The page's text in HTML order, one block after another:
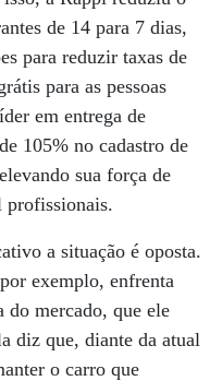
de 14 para 7 dias,
para reduzir taxas de
para as pessoas
em entrega de
105% no cadastro de
sua força de
profissionais.
a situação é oposta.
exemplo, enfrenta
do mercado, que ele
diz que, diante da atual
o carro que